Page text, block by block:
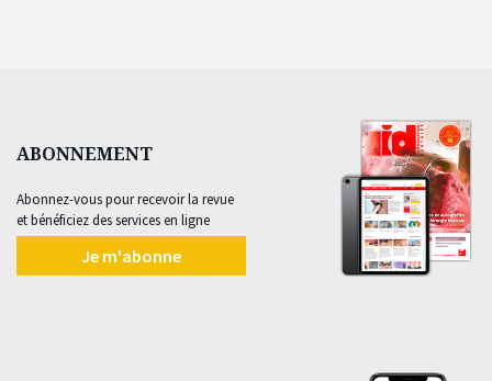
ABONNEMENT
Abonnez-vous pour recevoir la revue
et bénéficiez des services en ligne
Je m'abonne